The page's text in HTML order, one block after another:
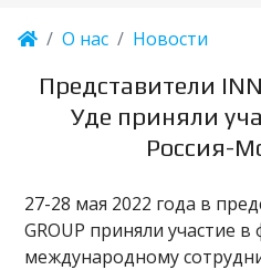
О нас Новости
Представители
Уде приняли
Россия-
27-28 мая 2022 года в
GROUP приняли участие
международному